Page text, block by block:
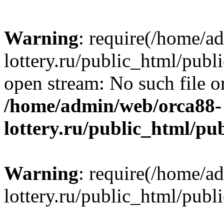
Warning: require(/home/
lottery.ru/public_html/
open stream: No such file
/home/admin/web/orca88-
lottery.ru/public_html/
Warning: require(/home/
lottery.ru/public_html/